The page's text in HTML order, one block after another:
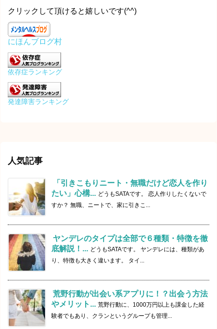
クリックして頂けると嬉しいです(^^)
にほんブログ村
依存症ランキング
発達障害ランキング
人気記事
「引きこもりニート・無職だけど恋人を作り
たい」心構... どうもSATAです。 恋人作りしたくないで
すか？ 無職、ニートで、家に引きこ...
ヤンデレのタイプは全部で６種類・特徴を徹
底解説！... どうもSATAです。 ヤンデレには、種類があ
り、特徴も大きく違います。 タイ...
荒野行動が出会い系アプリに！？出会う方法
やメリット... 荒野行動に、1000万円以上も課金した経
験者でもあり、クランというグループも管理...